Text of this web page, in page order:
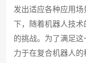
发出适应各种应用
下，随着机器人技
的挑战。为了满足
力于在复合机器人